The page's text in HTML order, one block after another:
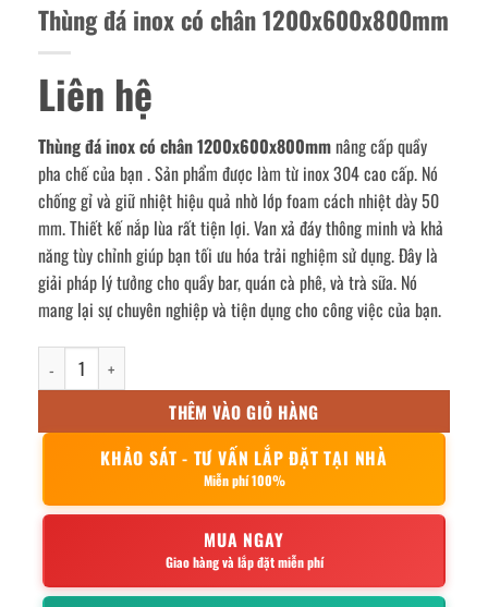
Thùng đá inox có chân 1200x600x800mm
Liên hệ
Thùng đá inox có chân 1200x600x800mmnâng cấp quầy
pha chế của bạn . Sản phẩm được làm từ inox 304 cao cấp. Nó
chống gỉ và giữ nhiệt hiệu quả nhờ lớp foam cách nhiệt dày 50
mm. Thiết kế nắp lùa rất tiện lợi. Van xả đáy thông minh và khả
năng tùy chỉnh giúp bạn tối ưu hóa trải nghiệm sử dụng. Đây là
giải pháp lý tưởng cho quầy bar, quán cà phê, và trà sữa. Nó
mang lại sự chuyên nghiệp và tiện dụng cho công việc của bạn.
Thùng đá inox có chân 1200x600x800mm số lượng
THÊM VÀO GIỎ HÀNG
KHẢO SÁT - TƯ VẤN LẮP ĐẶT TẠI NHÀ
Miễn phí 100%
MUA NGAY
Giao hàng và lắp đặt miễn phí